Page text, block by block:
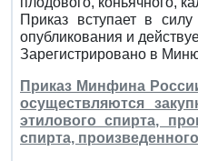
Приказ вступает в
опубликования и
Зарегистрировано в
Приказ Минфина
осуществляются
этилового спирта,
спирта,